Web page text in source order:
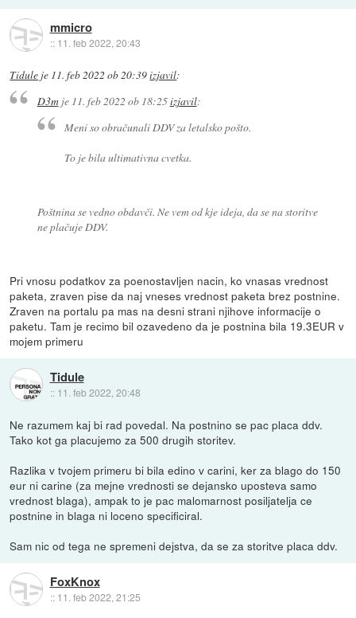
mmicro
:: 11. feb 2022, 20:43
Tidule je 11. feb 2022 ob 20:39izjavil:
D3mje 11. feb 2022 ob 18:25izjavil:
Meni so obračunali DDV za letalsko pošto.
To je bila ultimativna cvetka.
Poštnina se vedno obdavči. Ne vem od kje ideja, da se na storitve
ne plačuje DDV.
Pri vnosu podatkov za poenostavljen nacin, ko vnasas vrednost
paketa, zraven pise da naj vneses vrednost paketa brez postnine.
Zraven na portalu pa mas na desni strani njihove informacije o
paketu. Tam je recimo bil ozavedeno da je postnina bila 19.3EUR v
mojem primeru
Tidule
:: 11. feb 2022, 20:48
Ne razumem kaj bi rad povedal. Na postnino se pac placa ddv.
Tako kot ga placujemo za 500 drugih storitev.
Razlika v tvojem primeru bi bila edino v carini, ker za blago do 150
eur ni carine (za mejne vrednosti se dejansko uposteva samo
vrednost blaga), ampak to je pac malomarnost posiljatelja ce
postnine in blaga ni loceno specificiral.
Sam nic od tega ne spremeni dejstva, da se za storitve placa ddv.
FoxKnox
:: 11. feb 2022, 21:25